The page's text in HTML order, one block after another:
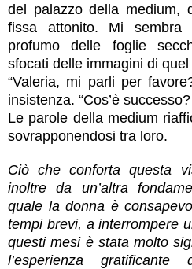
del palazzo della medium,
fissa attonito. Mi
profumo delle foglie
sfocati delle immagini di
“Valeria, mi parli per
insistenza. “Cos’è
Le parole della medium
sovrapponendosi tra loro.
Ciò che conforta questa
inoltre da un’altra
quale la donna è
tempi brevi, a interrompere
questi mesi è stata molto
l’esperienza